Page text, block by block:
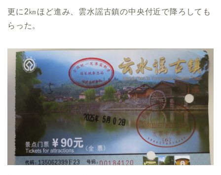
更に2㎞ほど進み、雲水謡古鎮の中央付近で降ろしても
らった。